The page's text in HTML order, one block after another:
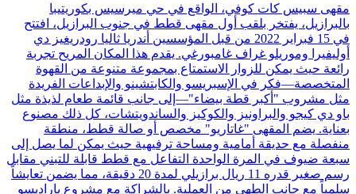
مقهى سبيس كات كوفي، الواقع في حي ميرسيس بكوريتيبا
بالبرازيل، يفتخر بلقب أول مقهى قطط في جنوب البرازيل، افتتح
في 15 فبراير 2022 من قبل المؤسسين أندريا ثاليا رودريغيز دي
أوليفيرا وموريلو غراف غامبورغي. يقدم هذا المكان المريح تجربة
رائعة حيث يمكن للزوار الاستمتاع بمجموعة متنوعة من القهوة
المتخصصة—فكر في الإسبريسو والكابتشينو والإبداعات الفريدة
مثل مشروب "أكبر قطة بيضاء"—إلى جانب قائمة طعام لذيذة مثل
باو دي كيجو والبراونيز والكوكيز والساندويتشات، كل ذلك مصنوع
بعناية. يضم المقهى "غاتاريو" مخصص أو صالة قطط، منطقة
منفصلة مع حديقة أمامية ومساحة ترفيهية حيث يمكن لما يصل إلى
سبعة ضيوف في المرة الواحدة التفاعل مع قطط قابلة للتبني مقابل
رسم صغير قدره 11 ريال برازيلي لمدة 20 دقيقة، مما يضمن تعايشاً
سلمياً مع جانب الطهي من العملية. بالشراكة مع مشروع باراديسو